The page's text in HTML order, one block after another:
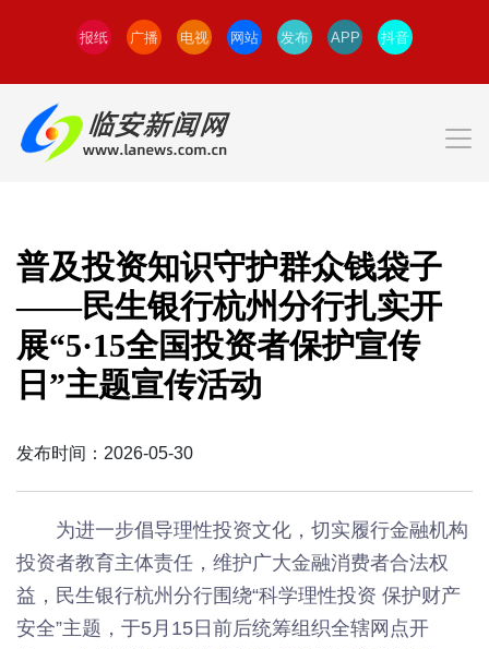
报纸 广播 电视 网站 发布 APP 抖音
普及投资知识守护群众钱袋子
——民生银行杭州分行扎实开
展“5·15全国投资者保护宣传
日”主题宣传活动
发布时间：2026-05-30
为进一步倡导理性投资文化，切实履行金融机构
投资者教育主体责任，维护广大金融消费者合法权
益，民生银行杭州分行围绕“科学理性投资 保护财产
安全”主题，于5月15日前后统筹组织全辖网点开